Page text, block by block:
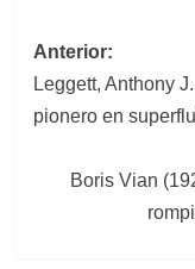
de
entradas
Anterior:
Leggett, Anthony
pionero en
Boris Vian